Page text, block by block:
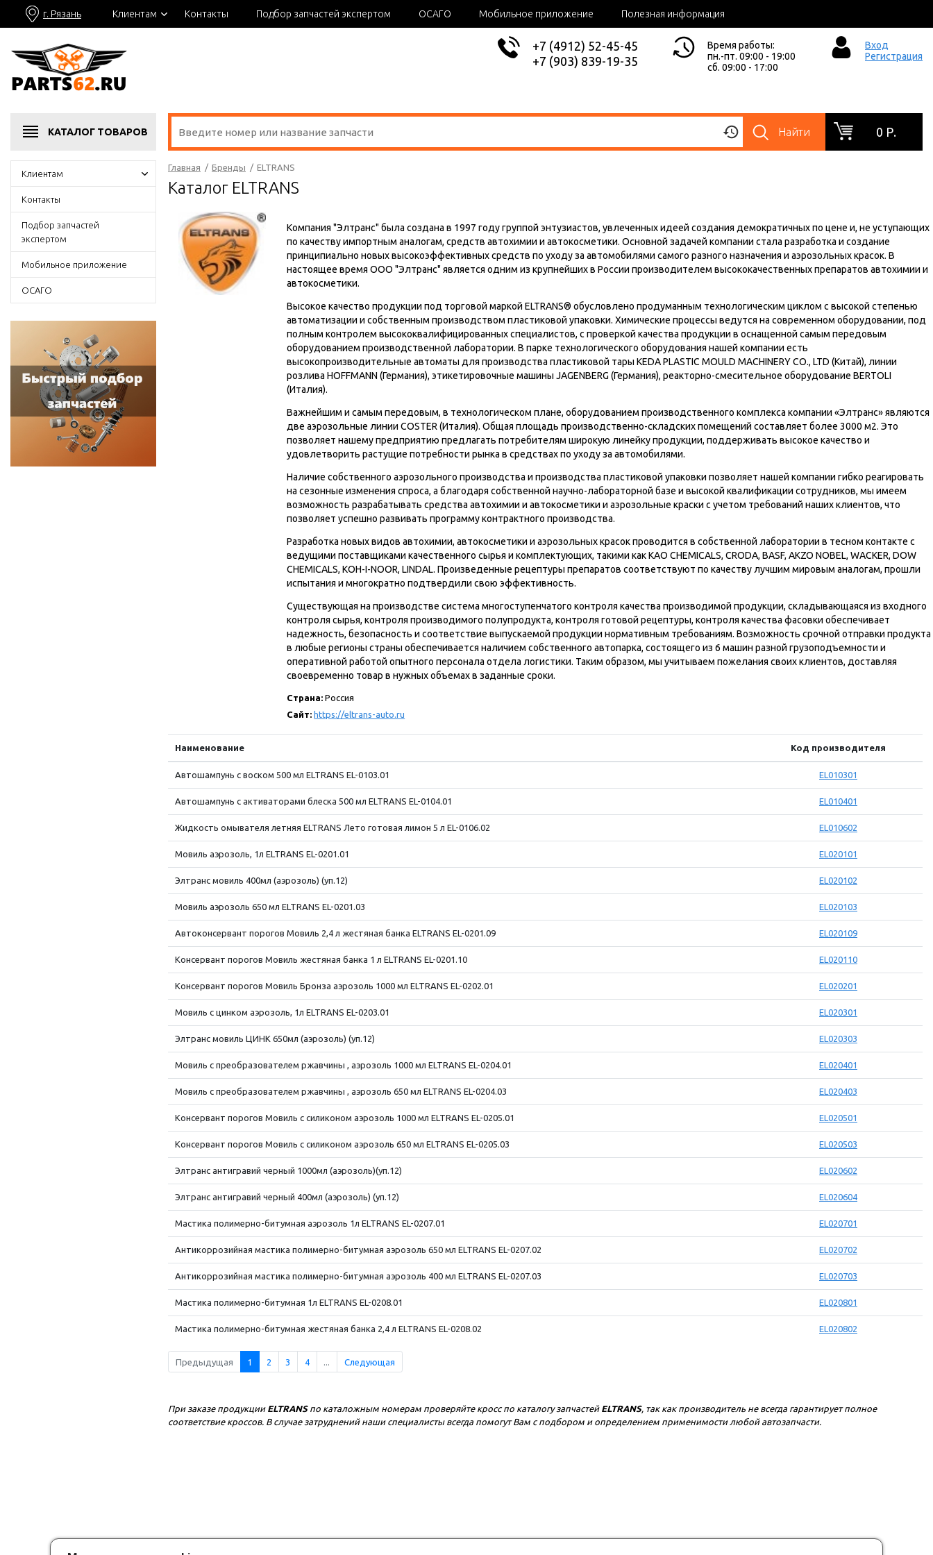
г. Рязань Клиентам Контакты Подбор запчастей экспертом ОСАГО Мобильное приложение Полезная информация
+7 (4912) 52-45-45
+7 (903) 839-19-35
Время работы:
пн.-пт. 09:00 - 19:00
сб. 09:00 - 17:00
Вход
Регистрация
КАТАЛОГ ТОВАРОВ Найти 0 Р.
Клиентам
Контакты
Подбор запчастей
экспертом
Мобильное приложение
ОСАГО
Главная / Бренды / ELTRANS
Каталог ELTRANS
Компания "Элтранс" была создана в 1997 году группой энтузиастов, увлеченных идеей создания демократичных по цене и, не уступающих
по качеству импортным аналогам, средств автохимии и автокосметики. Основной задачей компании стала разработка и создание
принципиально новых высокоэффективных средств по уходу за автомобилями самого разного назначения и аэрозольных красок. В
настоящее время ООО "Элтранс" является одним из крупнейших в России производителем высококачественных препаратов автохимии и
автокосметики.
Высокое качество продукции под торговой маркой ELTRANS® обусловлено продуманным технологическим циклом с высокой степенью
автоматизации и собственным производством пластиковой упаковки. Химические процессы ведутся на современном оборудовании, под
полным контролем высококвалифицированных специалистов, с проверкой качества продукции в оснащенной самым передовым
оборудованием производственной лаборатории. В парке технологического оборудования нашей компании есть
высокопроизводительные автоматы для производства пластиковой тары KEDA PLASTIC MOULD MACHINERY CO., LTD (Китай), линии
розлива HOFFMANN (Германия), этикетировочные машины JAGENBERG (Германия), реакторно-смесительное оборудование BERTOLI
(Италия).
Важнейшим и самым передовым, в технологическом плане, оборудованием производственного комплекса компании «Элтранс» являются
две аэрозольные линии COSTER (Италия). Общая площадь производственно-складских помещений составляет более 3000 м2. Это
позволяет нашему предприятию предлагать потребителям широкую линейку продукции, поддерживать высокое качество и
удовлетворить растущие потребности рынка в средствах по уходу за автомобилями.
Наличие собственного аэрозольного производства и производства пластиковой упаковки позволяет нашей компании гибко реагировать
на сезонные изменения спроса, а благодаря собственной научно-лабораторной базе и высокой квалификации сотрудников, мы имеем
возможность разрабатывать средства автохимии и автокосметики и аэрозольные краски с учетом требований наших клиентов, что
позволяет успешно развивать программу контрактного производства.
Разработка новых видов автохимии, автокосметики и аэрозольных красок проводится в собственной лаборатории в тесном контакте с
ведущими поставщиками качественного сырья и комплектующих, такими как KAO CHEMICALS, CRODA, BASF, AKZO NOBEL, WACKER, DOW
CHEMICALS, KOH-I-NOOR, LINDAL. Произведенные рецептуры препаратов соответствуют по качеству лучшим мировым аналогам, прошли
испытания и многократно подтвердили свою эффективность.
Существующая на производстве система многоступенчатого контроля качества производимой продукции, складывающаяся из входного
контроля сырья, контроля производимого полупродукта, контроля готовой рецептуры, контроля качества фасовки обеспечивает
надежность, безопасность и соответствие выпускаемой продукции нормативным требованиям. Возможность срочной отправки продукта
в любые регионы страны обеспечивается наличием собственного автопарка, состоящего из 6 машин разной грузоподъемности и
оперативной работой опытного персонала отдела логистики. Таким образом, мы учитываем пожелания своих клиентов, доставляя
своевременно товар в нужных объемах в заданные сроки.
Страна:Россия
Сайт: https://eltrans-auto.ru
Наименование Код производителя
Автошампунь с воском 500 мл ELTRANS EL-0103.01 EL010301
Автошампунь с активаторами блеска 500 мл ELTRANS EL-0104.01 EL010401
Жидкость омывателя летняя ELTRANS Лето готовая лимон 5 л EL-0106.02 EL010602
Мовиль аэрозоль, 1л ELTRANS EL-0201.01 EL020101
Элтранс мовиль 400мл (аэрозоль) (уп.12) EL020102
Мовиль аэрозоль 650 мл ELTRANS EL-0201.03 EL020103
Автоконсервант порогов Мовиль 2,4 л жестяная банка ELTRANS EL-0201.09 EL020109
Консервант порогов Мовиль жестяная банка 1 л ELTRANS EL-0201.10 EL020110
Консервант порогов Мовиль Бронза аэрозоль 1000 мл ELTRANS EL-0202.01 EL020201
Мовиль с цинком аэрозоль, 1л ELTRANS EL-0203.01 EL020301
Элтранс мовиль ЦИНК 650мл (аэрозоль) (уп.12) EL020303
Мовиль с преобразователем ржавчины , аэрозоль 1000 мл ELTRANS EL-0204.01 EL020401
Мовиль с преобразователем ржавчины , аэрозоль 650 мл ELTRANS EL-0204.03 EL020403
Консервант порогов Мовиль с силиконом аэрозоль 1000 мл ELTRANS EL-0205.01 EL020501
Консервант порогов Мовиль с силиконом аэрозоль 650 мл ELTRANS EL-0205.03 EL020503
Элтранс антигравий черный 1000мл (аэрозоль)(уп.12) EL020602
Элтранс антигравий черный 400мл (аэрозоль) (уп.12) EL020604
Мастика полимерно-битумная аэрозоль 1л ELTRANS EL-0207.01 EL020701
Антикоррозийная мастика полимерно-битумная аэрозоль 650 мл ELTRANS EL-0207.02 EL020702
Антикоррозийная мастика полимерно-битумная аэрозоль 400 мл ELTRANS EL-0207.03 EL020703
Мастика полимерно-битумная 1л ELTRANS EL-0208.01 EL020801
Мастика полимерно-битумная жестяная банка 2,4 л ELTRANS EL-0208.02 EL020802
Предыдущая 1 2 3 4 Следующая
При заказе продукции ELTRANSпо каталожным номерам проверяйте кросс по каталогу запчастейELTRANS, так как производитель не всегда гарантирует полное
соответствие кроссов. В случае затруднений наши специалисты всегда помогут Вам с подбором и определением применимости любой автозапчасти.